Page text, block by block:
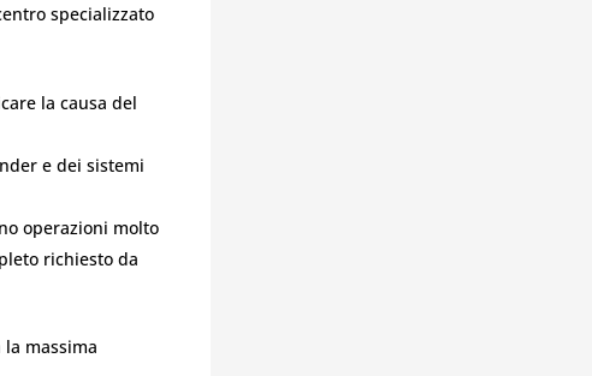
specializzato
la causa del
e dei sistemi
operazioni molto
richiesto da
la massima